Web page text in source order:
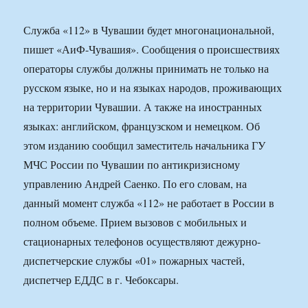
Служба «112» в Чувашии будет многонациональной,
пишет «АиФ-Чувашия». Сообщения о происшествиях
операторы службы должны принимать не только на
русском языке, но и на языках народов, проживающих
на территории Чувашии. А также на иностранных
языках: английском, французском и немецком. Об
этом изданию сообщил заместитель начальника ГУ
МЧС России по Чувашии по антикризисному
управлению Андрей Саенко. По его словам, на
данный момент служба «112» не работает в России в
полном объеме. Прием вызовов с мобильных и
стационарных телефонов осуществляют дежурно-
диспетчерские службы «01» пожарных частей,
диспетчер ЕДДС в г. Чебоксары.